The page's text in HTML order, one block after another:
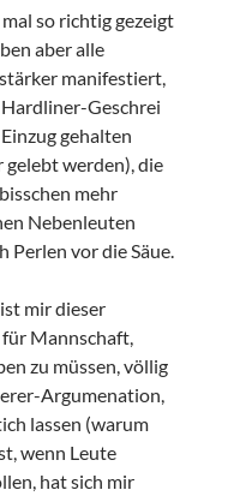
mal so richtig gezeigt
aber alle
manifestiert,
Geschrei
gehalten
werden), die
mehr
Nebenleuten
Perlen vor die Säue.
mir dieser
Mannschaft,
zu müssen, völlig
Argumenation,
lassen (warum
wenn Leute
hat sich mir